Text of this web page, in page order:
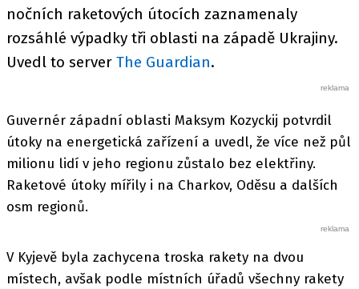
nočních raketových útocích zaznamenaly
rozsáhlé výpadky tři oblasti na západě Ukrajiny.
Uvedl to server The Guardian.
Guvernér západní oblasti Maksym Kozyckij potvrdil
útoky na energetická zařízení a uvedl, že více než půl
milionu lidí v jeho regionu zůstalo bez elektřiny.
Raketové útoky mířily i na Charkov, Oděsu a dalších
osm regionů.
V Kyjevě byla zachycena troska rakety na dvou
místech, avšak podle místních úřadů všechny rakety